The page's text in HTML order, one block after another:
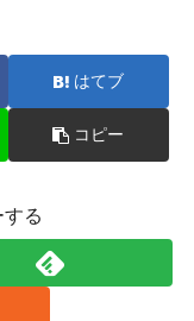
はてブ
コピー
る